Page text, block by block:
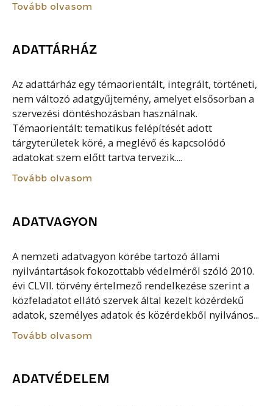
Tovább olvasom
ADATTÁRHÁZ
Az adattárház egy témaorientált, integrált, történeti,
nem változó adatgyűjtemény, amelyet elsősorban a
szervezési döntéshozásban használnak.
Témaorientált: tematikus felépítését adott
tárgyterületek köré, a meglévő és kapcsolódó
adatokat szem előtt tartva tervezik....
Tovább olvasom
ADATVAGYON
A nemzeti adatvagyon körébe tartozó állami
nyilvántartások fokozottabb védelméről szóló 2010.
évi CLVII. törvény értelmező rendelkezése szerint a
közfeladatot ellátó szervek által kezelt közérdekű
adatok, személyes adatok és közérdekből nyilvános...
Tovább olvasom
ADATVÉDELEM